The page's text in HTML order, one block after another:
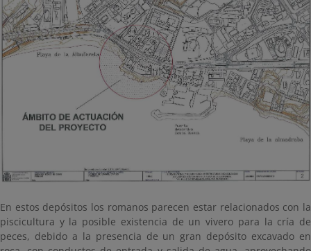
En estos depósitos los romanos parecen estar relacionados con la
piscicultura y la posible existencia de un vivero para la cría de
peces, debido a la presencia de un gran depósito excavado en